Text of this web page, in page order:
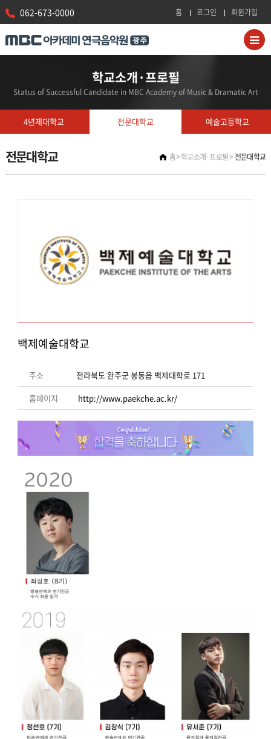
062-673-0000 홈 로그인 회원가입
학교소개·프로필
Status of Successful Candidate in MBC Academy of Music & Dramatic Art
4년제대학교 전문대학교 예술고등학교
전문대학교 홈 학교소개·프로필 전문대학교
백제예술대학교
주소
전라북도 완주군 봉동읍 백제대학로 171
홈페이지
http://www.paekche.ac.kr/